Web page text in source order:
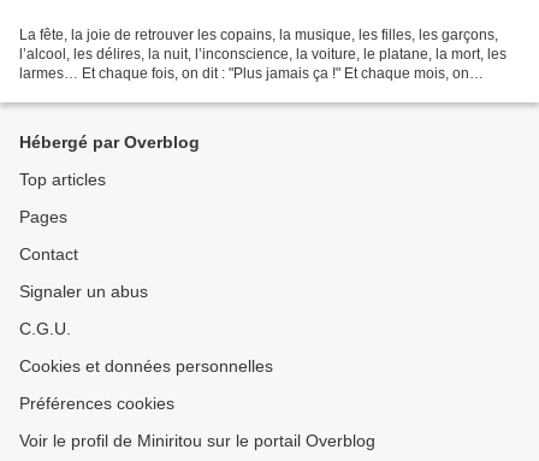
La fête, la joie de retrouver les copains, la musique, les filles, les garçons,
l’alcool, les délires, la nuit, l’inconscience, la voiture, le platane, la mort, les
larmes… Et chaque fois, on dit : "Plus jamais ça !" Et chaque mois, on
Hébergé par Overblog
Top articles
Pages
Contact
Signaler un abus
C.G.U.
Cookies et données personnelles
Préférences cookies
Voir le profil de Miniritou sur le portail Overblog